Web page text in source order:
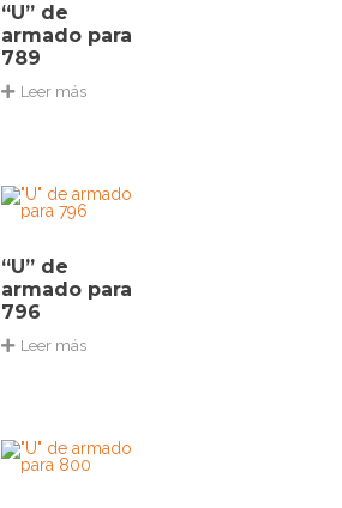
“U” de
armado para
789
Leer más
“U” de
armado para
796
Leer más